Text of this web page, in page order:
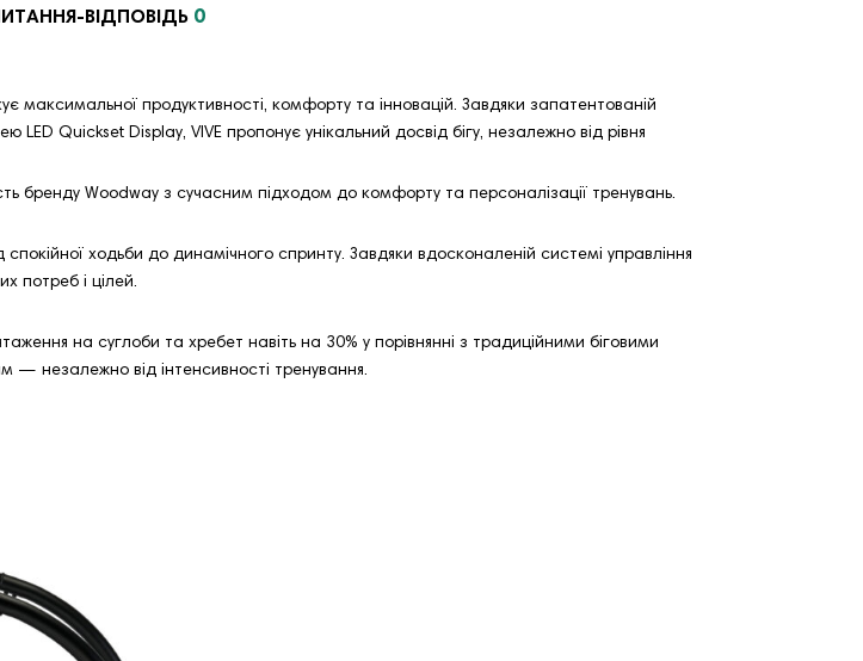
ВІДПОВІДЬ 0
максимальної продуктивності, комфорту та інновацій. Завдяки запатентованій
LED Quickset Display, VIVE пропонує унікальний досвід бігу, незалежно від рівня
бренду Woodway з сучасним підходом до комфорту та персоналізації тренувань.
ходьби до динамічного спринту. Завдяки вдосконаленій системі управління
потреб і цілей.
на суглоби та хребет навіть на 30% у порівнянні з традиційними біговими
незалежно від інтенсивності тренування.